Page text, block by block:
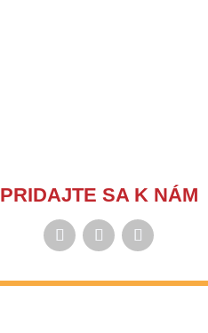
PRIDAJTE SA K NÁM